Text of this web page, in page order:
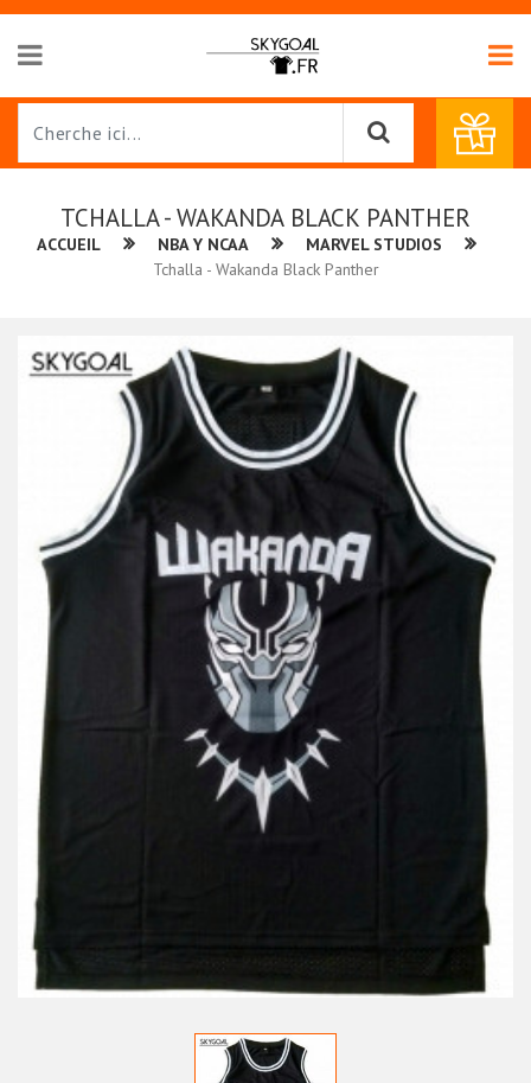
TCHALLA - WAKANDA BLACK PANTHER
ACCUEIL NBA Y NCAA
MARVEL STUDIOS
Tchalla - Wakanda Black Panther